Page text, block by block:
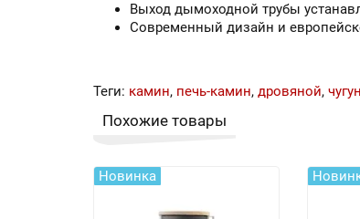
Выход дымоходной трубы
Современный дизайн и
Теги: камин, печь-камин, дровяной,
Похожие товары
Новинка